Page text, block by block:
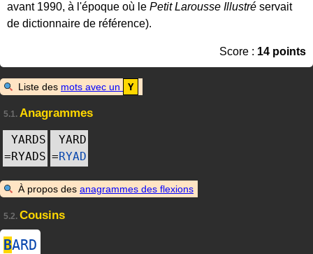
avant 1990, à l'époque où le Petit Larousse Illustré servait
de dictionnaire de référence).
Score : 14 points
Liste des mots avec un Y
5.1. Anagrammes
YARDS
=RYADS
YARD
=RYAD
À propos des anagrammes des flexions
5.2. Cousins
BARD